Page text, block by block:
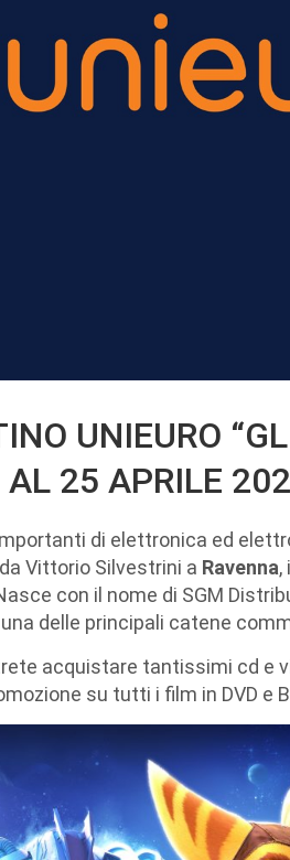
UNIEURO
25 APRILE
di elettronica ed
Vittorio Silvestrini a Ravenna,
con il nome di SGM
delle principali catene
acquistare tantissimi cd e
su tutti i film in DVD e